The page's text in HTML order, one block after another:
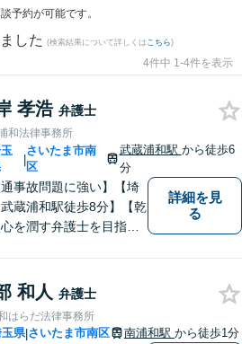
予約が可能です。
した (検索結果について詳しくは こちら)
4件中 1-4件を表示
孝浩 弁護士
和法律事務所
|
さいたま市南
区
武蔵浦和駅 から徒歩6
分
通事故問題に強い】【埼
蔵浦和駅徒歩8分】【乾
を潤す弁護士を目指し
にとって相手の出方が
弁護士です。
詳細を見
る
和人 弁護士
はらだ法律事務所
県|さいたま市南区 南浦和駅 から徒歩1分